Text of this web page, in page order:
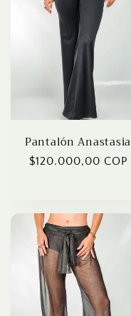
Pantalón Anastasia
Regular
$120.000,00 COP